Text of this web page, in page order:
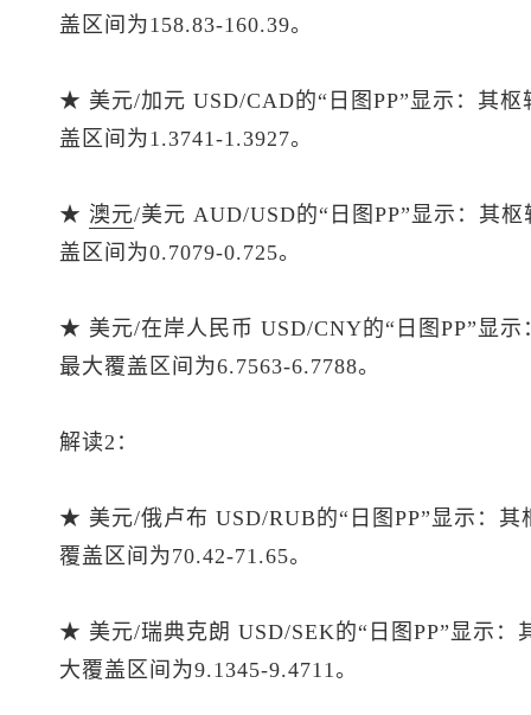
盖区间为158.83-160.39。
★ 美元/加元 USD/CAD的“日图PP”显示：其
盖区间为1.3741-1.3927。
★ 澳元/美元 AUD/USD的“日图PP”显示：其
盖区间为0.7079-0.725。
★ 美元/在岸人民币 USD/CNY的“日图PP”显
最大覆盖区间为6.7563-6.7788。
解读2：
★ 美元/俄卢布 USD/RUB的“日图PP”显示：
覆盖区间为70.42-71.65。
★ 美元/瑞典克朗 USD/SEK的“日图PP”显示：
大覆盖区间为9.1345-9.4711。